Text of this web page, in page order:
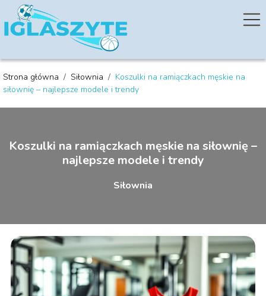
Strona główna / Siłownia / Koszulki na ramiączkach męskie na
siłownię – najlepsze modele i trendy
Koszulki na ramiączkach męskie na siłownię –
najlepsze modele i trendy
Siłownia